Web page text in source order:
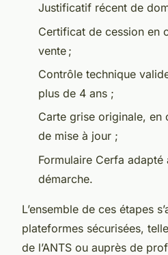
Justificatif récent de
Certificat de cession en
vente ;
Contrôle technique
plus de 4 ans ;
Carte grise originale,
de mise à jour ;
Formulaire Cerfa
démarche.
L’ensemble de ces étapes
plateformes sécurisées,
de l’ANTS ou auprès de